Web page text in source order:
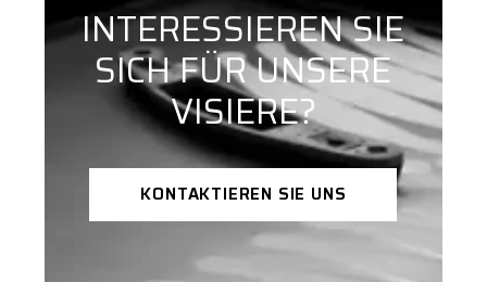
INTERESSIEREN SIE
SICH FÜR UNSERE
VISIERE?
KONTAKTIEREN SIE UNS